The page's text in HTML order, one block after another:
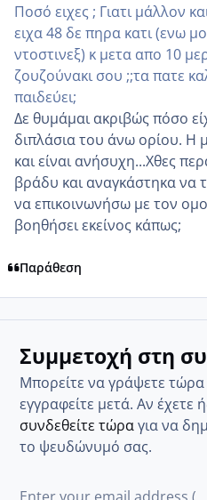
Ποσό ειχες ; Γιατι μάλλον
ειχα 48 δε πηρα κατι (ενω
ντοστινεξ) κ μετα απο 10
ζουζούνακι σου ;;τα πατε
παιδεύει;
Δε θυμάμαι ακριβώς πόσο
διπλάσια του άνω ορίου. Η
και είναι ανήσυχη...Χθες
βράδυ και αναγκάστηκα
να επικοινωνήσω με τον
βοηθήσει εκείνος κάπως;
Παράθεση
Συμμετοχή στη
Μπορείτε να γράψετε
εγγραφείτε μετά. Αν έχετε
συνδεθείτε τώραγια να
το ψευδώνυμό σας.